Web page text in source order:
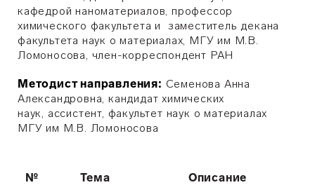
кафедрой наноматериалов, профессор
химического факультета и заместитель декана
факультета наук о материалах, МГУ им М.В.
Ломоносова, член-корреспондент РАН
Методист направления: Семенова Анна
Александровна, кандидат химических
наук, ассистент, факультет наук о материалах
МГУ им М.В. Ломоносова
№ Тема Описание